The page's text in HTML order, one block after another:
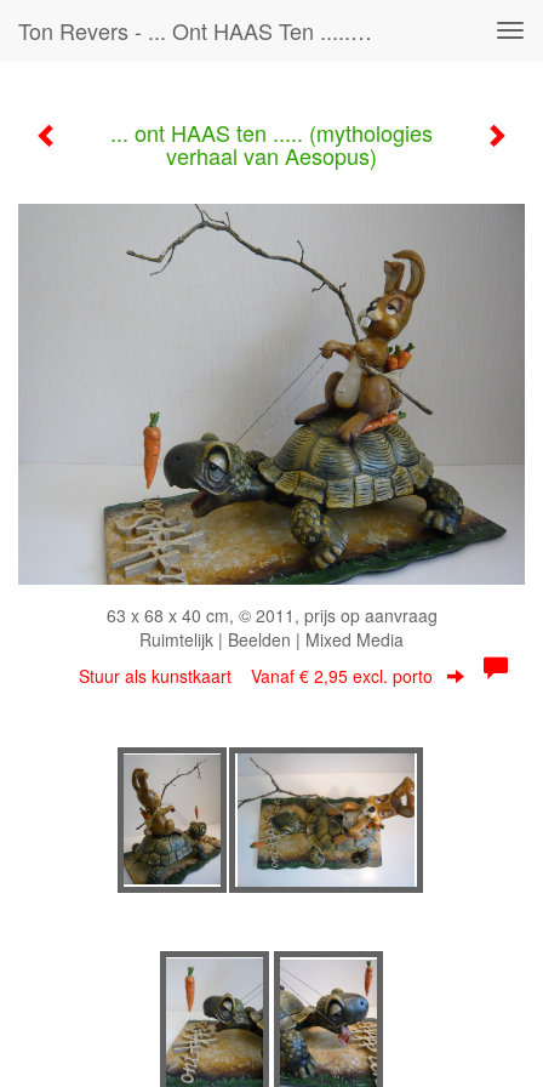
Ton Revers - ... Ont HAAS Ten ..... (mythologies Verhaal Van Aesopus)
... ont HAAS ten ..... (mythologies
verhaal van Aesopus)
63 x 68 x 40 cm, © 2011, prijs op aanvraag
Ruimtelijk | Beelden | Mixed Media
Stuur als kunstkaart Vanaf € 2,95 excl. porto